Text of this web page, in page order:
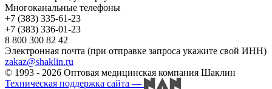
Многоканальные телефоны
+7 (383) 335-61-23
+7 (383) 336-01-23
8 800 300 82 42
Электронная почта (при отправке запроса укажите свой ИНН)
zakaz@shaklin.ru
© 1993 - 2026 Оптовая медицинская компания Шаклин
Техническая поддержка сайта —